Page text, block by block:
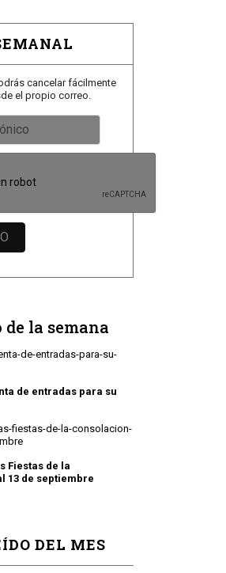
cancelar fácilmente
el propio correo.
de la semana
de entradas para su
Fiestas de la
13 de septiembre
DEL MES